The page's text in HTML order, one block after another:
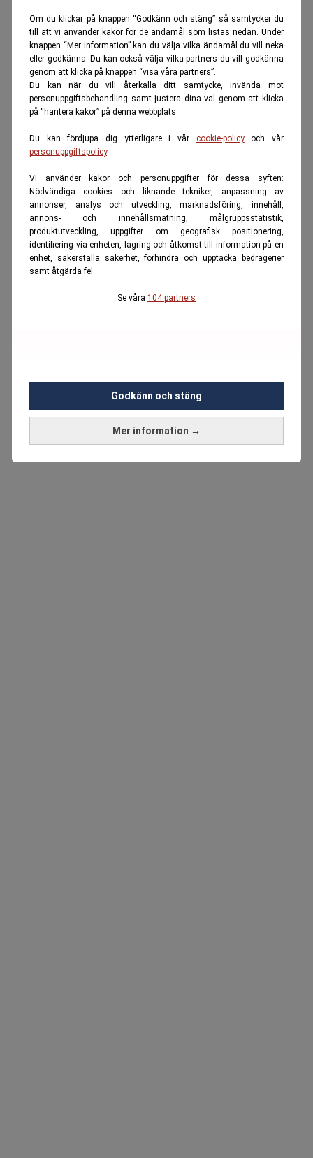
Om du klickar på knappen “Godkänn och stäng” så samtycker du
till att vi använder kakor för de ändamål som listas nedan. Under
knappen “Mer information” kan du välja vilka ändamål du vill neka
eller godkänna. Du kan också välja vilka partners du vill godkänna
genom att klicka på knappen “visa våra partners”.
Du kan när du vill återkalla ditt samtycke, invända mot
personuppgiftsbehandling samt justera dina val genom att klicka
på “hantera kakor” på denna webbplats.
Du kan fördjupa dig ytterligare i vår cookie-policyoch vår
personuppgiftspolicy.
Vi använder kakor och personuppgifter för dessa syften:
Nödvändiga cookies och liknande tekniker, anpassning av
annonser, analys och utveckling, marknadsföring, innehåll,
annons- och innehållsmätning, målgruppsstatistik,
produktutveckling, uppgifter om geografisk positionering,
identifiering via enheten, lagring och åtkomst till information på en
enhet, säkerställa säkerhet, förhindra och upptäcka bedrägerier
samt åtgärda fel.
Se våra 104 partners
Mer information →
Godkänn och stäng